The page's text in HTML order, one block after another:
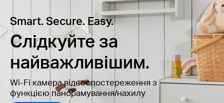
Smart. Secure. Easy.
Слідкуйте за
найважливішим.
Wi-Fi камера відеоспостереження з
функцією панорамування/нахилу